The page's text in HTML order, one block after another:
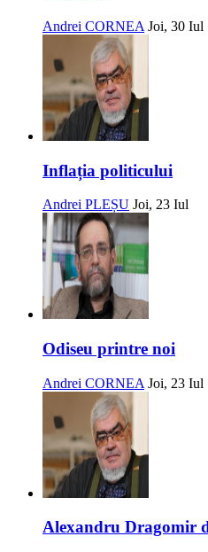
Andrei CORNEA Joi, 30 Iul
Inflația politicului
Andrei PLEȘU Joi, 23 Iul
Odiseu printre noi
Andrei CORNEA Joi, 23 Iul
Alexandru Dragomir